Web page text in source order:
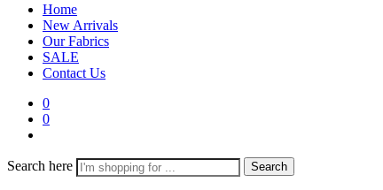
Home
New Arrivals
Our Fabrics
SALE
Contact Us
0
0
Search here Search